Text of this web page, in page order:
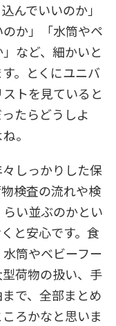
んでいいのか」
のか」「水筒やペ
など、細かいと
。とくにユニバ
トを見ていると
たらどうしよ
。
しっかりした保
検査の流れや検
い並ぶのかとい
と安心です。食
筒やベビーフー
荷物の扱い、手
で、全部まとめ
ろかなと思いま